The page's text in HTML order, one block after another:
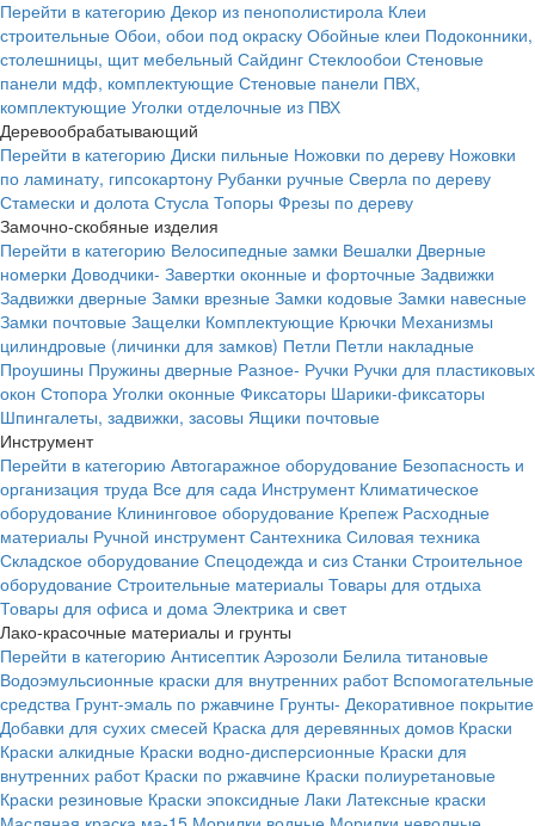
Перейти в категорию Декор из пенополистирола Клеи
строительные Обои, обои под окраску Обойные клеи Подоконники,
столешницы, щит мебельный Сайдинг Стеклообои Стеновые
панели мдф, комплектующие Стеновые панели ПВХ,
комплектующие Уголки отделочные из ПВХ
Деревообрабатывающий
Перейти в категорию Диски пильные Ножовки по дереву Ножовки
по ламинату, гипсокартону Рубанки ручные Сверла по дереву
Стамески и долота Стусла Топоры Фрезы по дереву
Замочно-скобяные изделия
Перейти в категорию Велосипедные замки Вешалки Дверные
номерки Доводчики- Завертки оконные и форточные Задвижки
Задвижки дверные Замки врезные Замки кодовые Замки навесные
Замки почтовые Защелки Комплектующие Крючки Механизмы
цилиндровые (личинки для замков) Петли Петли накладные
Проушины Пружины дверные Разное- Ручки Ручки для пластиковых
окон Стопора Уголки оконные Фиксаторы Шарики-фиксаторы
Шпингалеты, задвижки, засовы Ящики почтовые
Инструмент
Перейти в категорию Автогаражное оборудование Безопасность и
организация труда Все для сада Инструмент Климатическое
оборудование Клининговое оборудование Крепеж Расходные
материалы Ручной инструмент Сантехника Силовая техника
Складское оборудование Спецодежда и сиз Станки Строительное
оборудование Строительные материалы Товары для отдыха
Товары для офиса и дома Электрика и свет
Лако-красочные материалы и грунты
Перейти в категорию Антисептик Аэрозоли Белила титановые
Водоэмульсионные краски для внутренних работ Вспомогательные
средства Грунт-эмаль по ржавчине Грунты- Декоративное покрытие
Добавки для сухих смесей Краска для деревянных домов Краски
Краски алкидные Краски водно-дисперсионные Краски для
внутренних работ Краски по ржавчине Краски полиуретановые
Краски резиновые Краски эпоксидные Лаки Латексные краски